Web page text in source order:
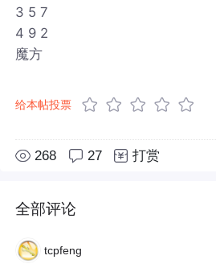
3 5 7
4 9 2
魔方
给本帖投票
268 27 打赏
全部评论
tcpfeng